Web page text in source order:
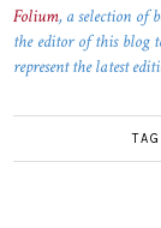
Folium, a selection of
the editor of this blog
represent the latest